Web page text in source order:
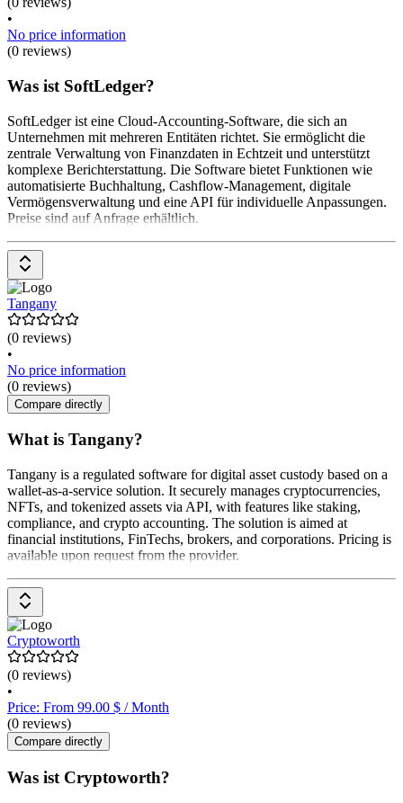
•
No price information
(0 reviews)
Was ist SoftLedger?
SoftLedger ist eine Cloud-Accounting-Software, die sich an
Unternehmen mit mehreren Entitäten richtet. Sie ermöglicht die
zentrale Verwaltung von Finanzdaten in Echtzeit und unterstützt
komplexe Berichterstattung. Die Software bietet Funktionen wie
automatisierte Buchhaltung, Cashflow-Management, digitale
Vermögensverwaltung und eine API für individuelle Anpassungen.
Preise sind auf Anfrage erhältlich.
Tangany
(0 reviews)
•
No price information
(0 reviews)
Compare directly
What is Tangany?
Tangany is a regulated software for digital asset custody based on a
wallet-as-a-service solution. It securely manages cryptocurrencies,
NFTs, and tokenized assets via API, with features like staking,
compliance, and crypto accounting. The solution is aimed at
financial institutions, FinTechs, brokers, and corporations. Pricing is
available upon request from the provider.
Cryptoworth
(0 reviews)
•
Price: From 99.00 $ / Month
(0 reviews)
Compare directly
Was ist Cryptoworth?